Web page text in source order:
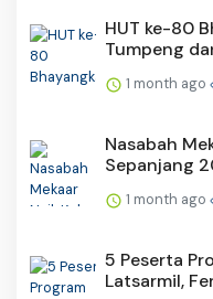
HUT ke-80
Tumpeng
1 month ago
Nasabah
Sepanjang
1 month ago
5 Peserta
Latsarmil,